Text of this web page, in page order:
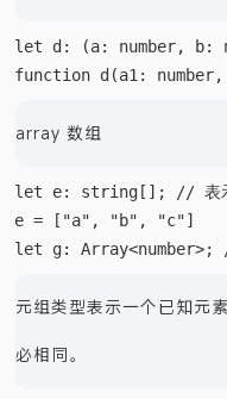
let d: (a: number, b:
array 数组
let e: string[]; // 表示
e = ["a", "b", "c"]
元组类型表示一个已知元
必相同。